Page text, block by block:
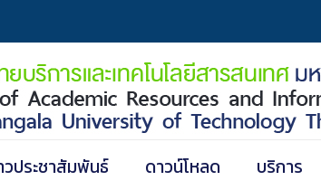
วประชาสัมพันธ์ ดาวน์โหลด บริการ